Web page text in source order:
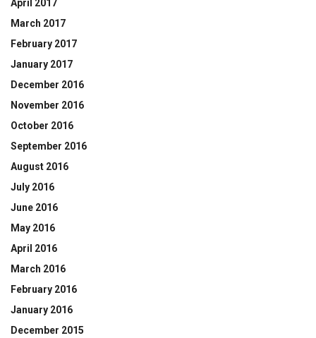
April 2017
March 2017
February 2017
January 2017
December 2016
November 2016
October 2016
September 2016
August 2016
July 2016
June 2016
May 2016
April 2016
March 2016
February 2016
January 2016
December 2015